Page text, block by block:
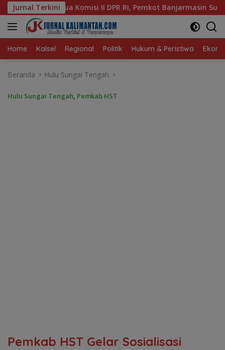
Langsung
ke
konten
Jurnal Terkini
Pemkot Banjarmasin Suguhkan Cita Rasa Khas Banjar
Home Kalsel Regional Politik Hukum & Peristiwa
Beranda Hulu Sungai Tengah
Hulu Sungai Tengah, Pemkab HST
Pemkab HST Gelar Sosialisasi